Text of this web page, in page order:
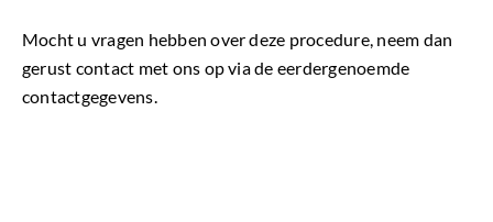
Mocht u vragen hebben over deze procedure, neem dan
gerust contact met ons op via de eerdergenoemde
contactgegevens.